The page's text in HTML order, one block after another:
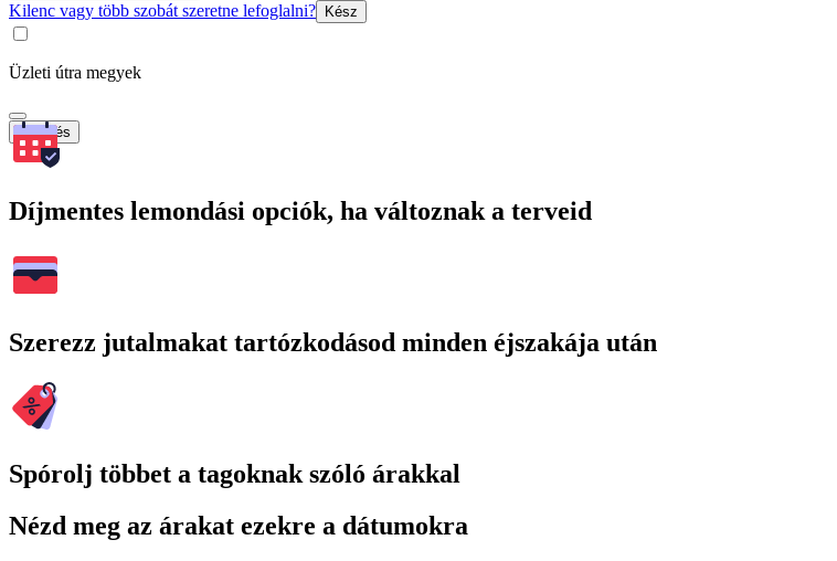
Kilenc vagy több szobát szeretne lefoglalni? Kész
Üzleti útra megyek
Keresés
Díjmentes lemondási opciók, ha változnak a terveid
Szerezz jutalmakat tartózkodásod minden éjszakája után
Spórolj többet a tagoknak szóló árakkal
Nézd meg az árakat ezekre a dátumokra